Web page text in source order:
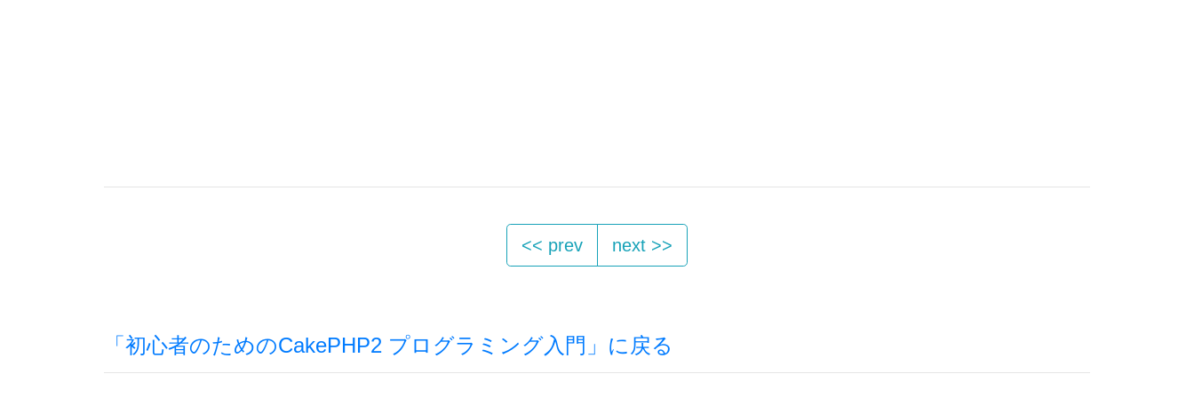
<< prev next >>
「初心者のためのCakePHP2 プログラミング入門」に戻る